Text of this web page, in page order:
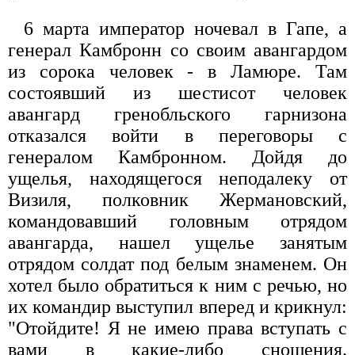
6 марта император ночевал в Гапе, а
генерал Камбронн со своим авангардом
из сорока человек - в Ламюре. Там
состоявший из шестисот человек
авангард гренобльского гарнизона
отказался войти в переговоры с
генералом Камбронном. Дойдя до
ущелья, находящегося неподалеку от
Визиля, полковник Жермановский,
командовавший головным отрядом
авангарда, нашел ущелье занятым
отрядом солдат под белым знаменем. Он
хотел было обратиться к ним с речью, но
их командир выступил вперед и крикнул:
"Отойдите! Я не имею права вступать с
вами в какие-либо сношения.